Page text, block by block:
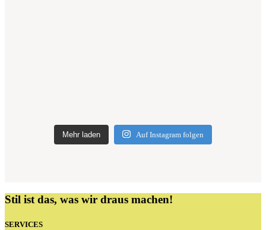
Mehr laden Auf Instagram folgen
Stil ist das, was wir draus machen!
SERVICES